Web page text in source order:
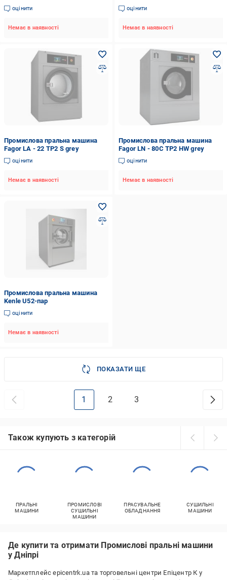
оцінити
Немає в наявності
оцінити
Немає в наявності
Промислова пральна машина
Fagor LA - 22 TP2 S grey
оцінити
Немає в наявності
Промислова пральна машина
Fagor LN - 80C TP2 HW grey
оцінити
Немає в наявності
Промислова пральна машина
Kenle U52-пар
оцінити
Немає в наявності
ПОКАЗАТИ ЩЕ
1 2 3
Також купують з категорій
ПРАЛЬНІ
МАШИНИ
ПРОМИСЛОВІ
СУШИЛЬНІ
МАШИНИ
ПРАСУВАЛЬНЕ
ОБЛАДНАННЯ
СУШИЛЬНІ
МАШИНИ
Де купити та отримати Промислові пральні машини
у Дніпрі
Маркетплейс epicentrk.ua та торговельні центри Епіцентр К у